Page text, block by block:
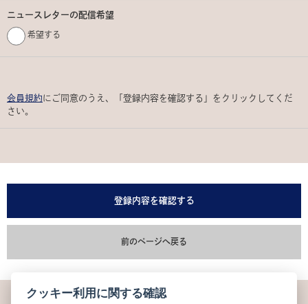
ニュースレターの配信希望
希望する
会員規約にご同意のうえ、「登録内容を確認する」をクリックしてくだ
さい。
登録内容を確認する
前のページへ戻る
クッキー利用に関する確認